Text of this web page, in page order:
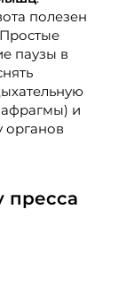
полезен
паузы в
и
органов
пресса